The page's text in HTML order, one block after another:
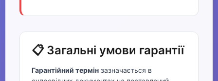
📋 Загальні умови гарантії
Гарантійний термін зазначається в